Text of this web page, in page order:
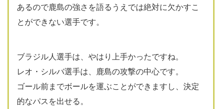
あるので鹿島の強さを語るうえでは絶対に欠かすこ
とができない選手です。
ブラジル人選手は、やはり上手かったですね。
レオ・シルバ選手は、鹿島の攻撃の中心です。
ゴール前までボールを運ぶことができますし、決定
的なパスを出せる。